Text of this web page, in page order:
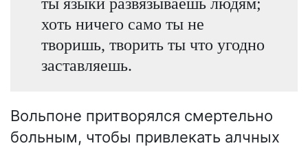
хоть ничего само ты не
творишь, творить ты что угодно
заставляешь.
Вольпоне притворялся смертельно
больным, чтобы привлекать алчных